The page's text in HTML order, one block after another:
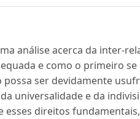
análise acerca da inter-
e como o primeiro
ser devidamente
universalidade e da
direitos